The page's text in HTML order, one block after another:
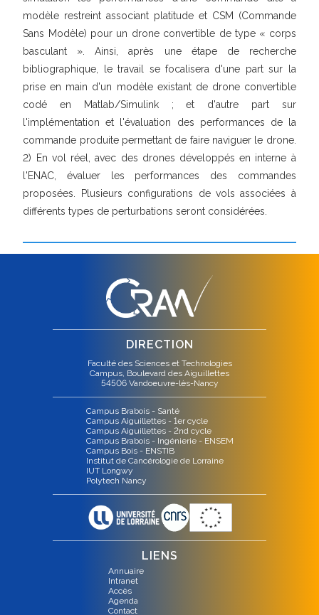
modèle restreint associant platitude et CSM (Commande
Sans Modèle) pour un drone convertible de type « corps
basculant ». Ainsi, après une étape de recherche
bibliographique, le travail se focalisera d'une part sur la
prise en main d'un modèle existant de drone convertible
codé en Matlab/Simulink ; et d'autre part sur
l'implémentation et l'évaluation des performances de la
commande produite permettant de faire naviguer le drone.
2) En vol réel, avec des drones développés en interne à
l'ENAC, évaluer les performances des commandes
proposées. Plusieurs configurations de vols associées à
différents types de perturbations seront considérées.
DIRECTION
Faculté des Sciences et Technologies
Campus, Boulevard des Aiguillettes
54506 Vandoeuvre-lès-Nancy
Campus Brabois - Santé
Campus Aiguillettes - 1er cycle
Campus Aiguillettes - 2nd cycle
Campus Brabois - Ingénierie - ENSEM
Campus Bois - ENSTIB
Institut de Cancérologie de Lorraine
IUT Longwy
Polytech Nancy
LIENS
Annuaire
Intranet
Accès
Agenda
Contact